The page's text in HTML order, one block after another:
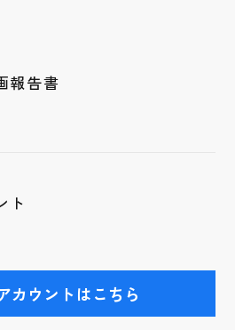
報告書
ト
カウントはこちら